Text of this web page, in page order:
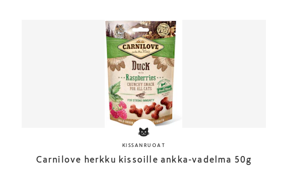
KISSANRUOAT
Carnilove herkku kissoille ankka-vadelma 50g